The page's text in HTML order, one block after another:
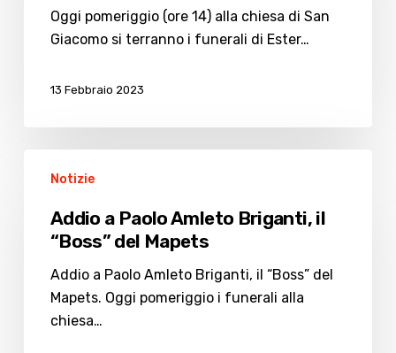
parrucchiera
Trento
Oggi pomeriggio (ore 14) alla chiesa di San
Giacomo si terranno i funerali di Ester…
13 Febbraio 2023
Amleto
Briganti,
“Boss”
Notizie
Addio a Paolo Amleto Briganti, il
“Boss” del Mapets
Addio a Paolo Amleto Briganti, il “Boss” del
Mapets. Oggi pomeriggio i funerali alla
chiesa…